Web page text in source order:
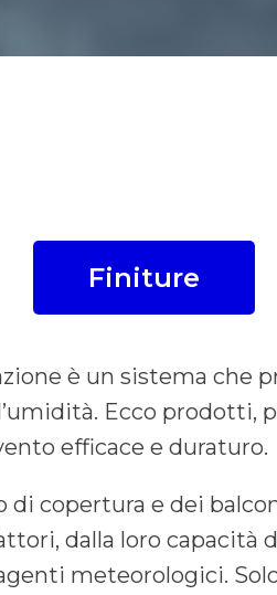
Finiture
è un sistema che
Ecco prodotti,
efficace e duraturo.
di copertura e dei
dalla loro capacità
meteorologici.